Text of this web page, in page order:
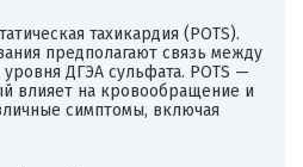
тахикардия (POTS).
предполагают связь между
ДГЭА сульфата. POTS —
влияет на кровообращение и
симптомы, включая